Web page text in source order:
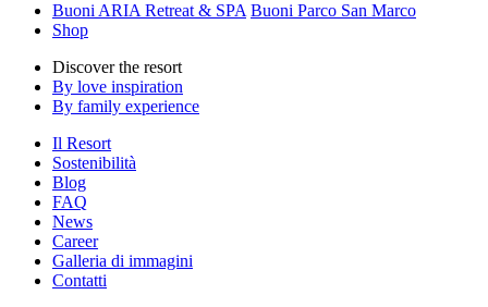
Buoni ARIA Retreat & SPA Buoni Parco San Marco
Shop
Discover the resort
By love inspiration
By family experience
Il Resort
Sostenibilità
Blog
FAQ
News
Career
Galleria di immagini
Contatti